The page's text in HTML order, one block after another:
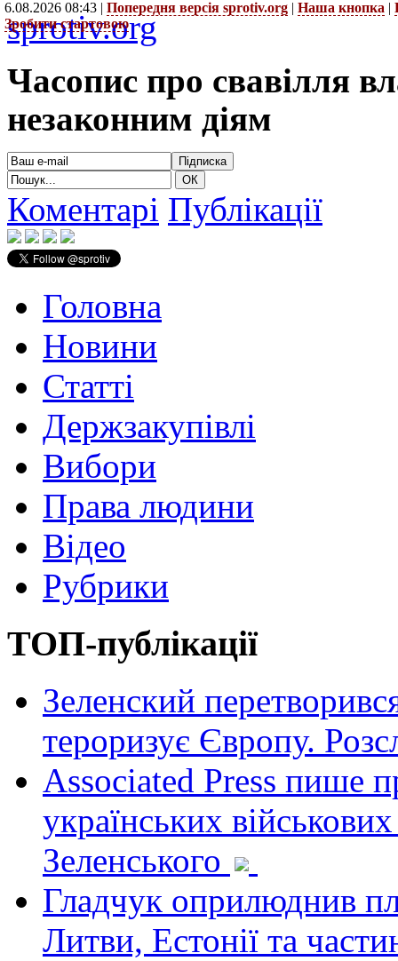
6.08.2026 08:43 | Попередня версія sprotiv.org | Наша кнопка |
Зробити стартовою
sprotiv.org
Часопис про свавілля
незаконним діям
Коментарі Публікації
Головна
Новини
Статті
Держзакупівлі
Вибори
Права людини
Відео
Рубрики
ТОП-публікації
Зеленский
тероризує Європу.
Associated Press пише
українських
Зеленського
Гладчук оприлюднив
Литви, Естонії та